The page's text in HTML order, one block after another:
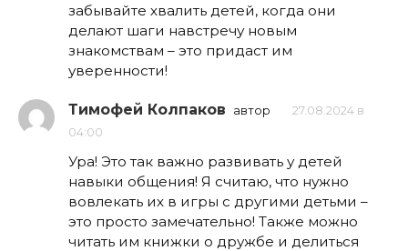
забывайте хвалить детей, когда они
делают шаги навстречу новым
знакомствам – это придаст им
уверенности!
Тимофей Колпаков автор
27.08.2024 в
04:00
Ура! Это так важно развивать у детей
навыки общения! Я считаю, что нужно
вовлекать их в игры с другими детьми –
это просто замечательно! Также можно
читать им книжки о дружбе и делиться